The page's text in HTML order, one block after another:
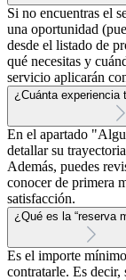
Si no encuentras el
una oportunidad
desde el listado de
qué necesitas y
servicio aplicarán
¿Cuánta experiencia
En el apartado
detallar su
Además, puedes
conocer de primera
satisfacción.
¿Qué es la “reserva
Es el importe
contratarle. Es decir,